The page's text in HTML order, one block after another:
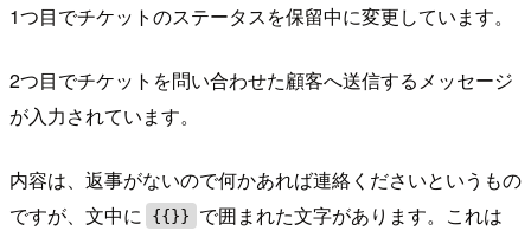
1つ目でチケットのステータスを保留中に変更しています。
2つ目でチケットを問い合わせた顧客へ送信するメッセージ
が入力されています。
内容は、返事がないので何かあれば連絡くださいというもの
ですが、文中に
{{}}
で囲まれた文字があります。これは